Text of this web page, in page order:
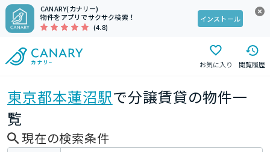
CANARY(カナリー)
物件をアプリでサクサク検索！
(4.8)
インストール
お気に入り 閲覧履歴
東京都本蓮沼駅で分譲賃貸の物件一
覧
現在の検索条件